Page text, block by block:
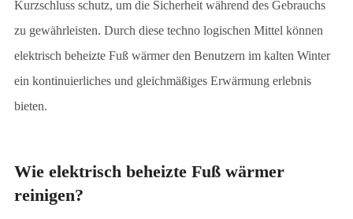
Kurzschluss schutz, um die Sicherheit während des Gebrauchs
zu gewährleisten. Durch diese techno logischen Mittel können
elektrisch beheizte Fuß wärmer den Benutzern im kalten Winter
ein kontinuierliches und gleichmäßiges Erwärmung erlebnis
bieten.
Wie elektrisch beheizte Fuß wärmer
reinigen?